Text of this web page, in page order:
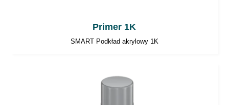
Primer 1K
SMART Podkład akrylowy 1K